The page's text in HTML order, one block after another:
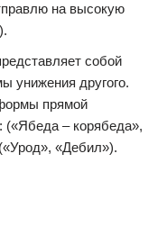
на высокую
собой
унижения другого.
прямой
(«Ябеда – корябеда»,
«Дебил»).